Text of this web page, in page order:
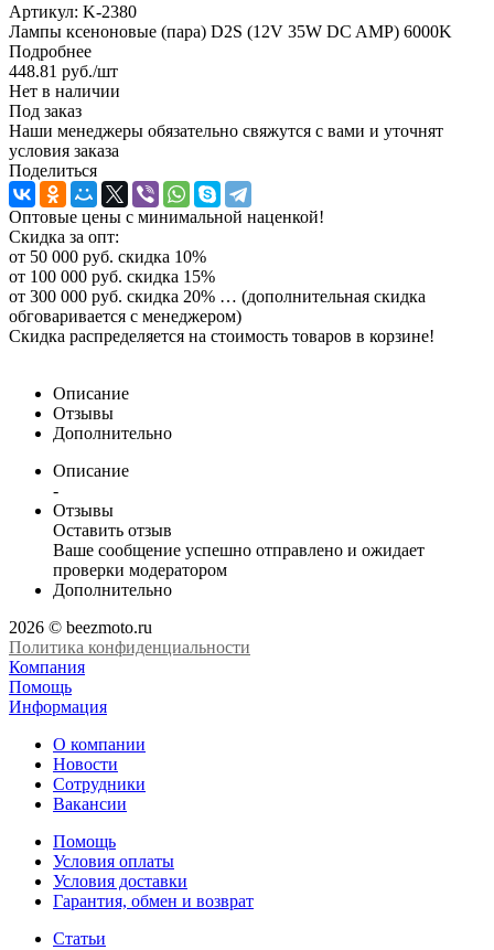
Артикул: K-2380
Лампы ксеноновые (пара) D2S (12V 35W DC AMP) 6000K
Подробнее
448.81 руб./шт
Нет в наличии
Под заказ
Наши менеджеры обязательно свяжутся с вами и уточнят
условия заказа
Поделиться
Оптовые цены с минимальной наценкой!
Скидка за опт:
от 50 000 руб. скидка 10%
от 100 000 руб. скидка 15%
от 300 000 руб. скидка 20% … (дополнительная скидка
обговаривается с менеджером)
Скидка распределяется на стоимость товаров в корзине!
Описание
Отзывы
Дополнительно
Описание
-
Отзывы
Оставить отзыв
Ваше сообщение успешно отправлено и ожидает
проверки модератором
Дополнительно
2026 © beezmoto.ru
Политика конфиденциальности
Компания
Помощь
Информация
О компании
Новости
Сотрудники
Вакансии
Помощь
Условия оплаты
Условия доставки
Гарантия, обмен и возврат
Статьи